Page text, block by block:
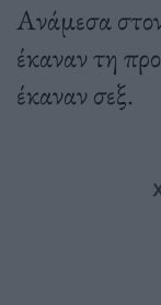
Ανάμεσα
έκαναν τη
έκαναν σεξ.